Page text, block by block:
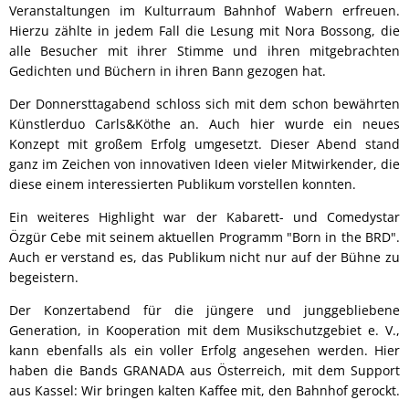
Veranstaltungen im Kulturraum Bahnhof Wabern erfreuen.
Hierzu zählte in jedem Fall die Lesung mit Nora Bossong, die
alle Besucher mit ihrer Stimme und ihren mitgebrachten
Gedichten und Büchern in ihren Bann gezogen hat.
Der Donnersttagabend schloss sich mit dem schon bewährten
Künstlerduo Carls&Köthe an. Auch hier wurde ein neues
Konzept mit großem Erfolg umgesetzt. Dieser Abend stand
ganz im Zeichen von innovativen Ideen vieler Mitwirkender, die
diese einem interessierten Publikum vorstellen konnten.
Ein weiteres Highlight war der Kabarett- und Comedystar
Özgür Cebe mit seinem aktuellen Programm "Born in the BRD".
Auch er verstand es, das Publikum nicht nur auf der Bühne zu
begeistern.
Der Konzertabend für die jüngere und junggebliebene
Generation, in Kooperation mit dem Musikschutzgebiet e. V.,
kann ebenfalls als ein voller Erfolg angesehen werden. Hier
haben die Bands GRANADA aus Österreich, mit dem Support
aus Kassel: Wir bringen kalten Kaffee mit, den Bahnhof gerockt.